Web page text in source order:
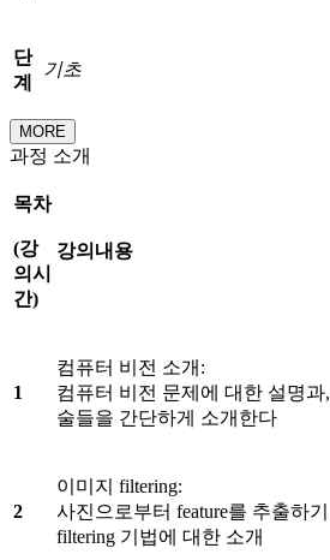
단
계
기초
MORE
과정 소개
목차
(강
의시
간)
강의내용
1
컴퓨터 비전 소개:
컴퓨터 비전 문제에 대한 설명과,
술들을 간단하게 소개한다
2
이미지 filtering:
사진으로부터 feature를 추출하
filtering 기법에 대한 소개